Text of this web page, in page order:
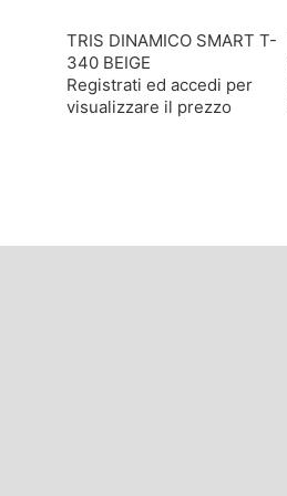
TRIS DINAMICO SMART T-
340 BEIGE
Registrati ed accedi per
visualizzare il prezzo